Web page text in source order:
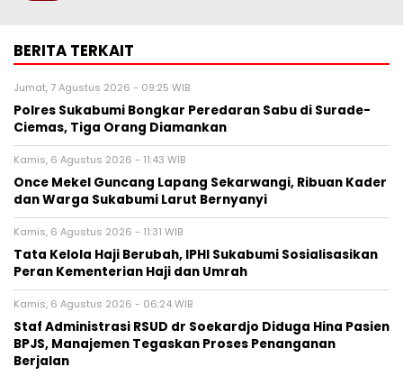
BERITA TERKAIT
Jumat, 7 Agustus 2026 - 09:25 WIB
Polres Sukabumi Bongkar Peredaran Sabu di Surade-
Ciemas, Tiga Orang Diamankan
Kamis, 6 Agustus 2026 - 11:43 WIB
Once Mekel Guncang Lapang Sekarwangi, Ribuan Kader
dan Warga Sukabumi Larut Bernyanyi
Kamis, 6 Agustus 2026 - 11:31 WIB
Tata Kelola Haji Berubah, IPHI Sukabumi Sosialisasikan
Peran Kementerian Haji dan Umrah
Kamis, 6 Agustus 2026 - 06:24 WIB
Staf Administrasi RSUD dr Soekardjo Diduga Hina Pasien
BPJS, Manajemen Tegaskan Proses Penanganan
Berjalan